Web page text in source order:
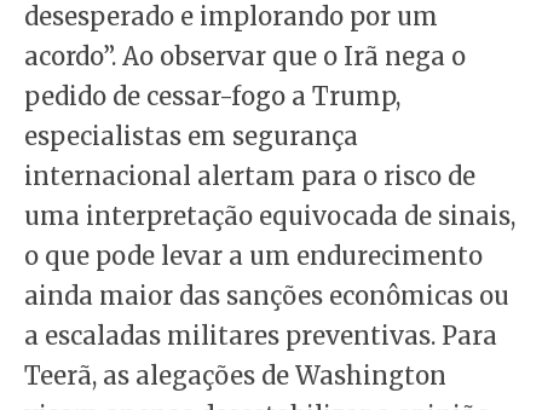
desesperado e implorando por um
acordo”. Ao observar que o Irã nega o
pedido de cessar-fogo a Trump,
especialistas em segurança
internacional alertam para o risco de
uma interpretação equivocada de sinais,
o que pode levar a um endurecimento
ainda maior das sanções econômicas ou
a escaladas militares preventivas. Para
Teerã, as alegações de Washington